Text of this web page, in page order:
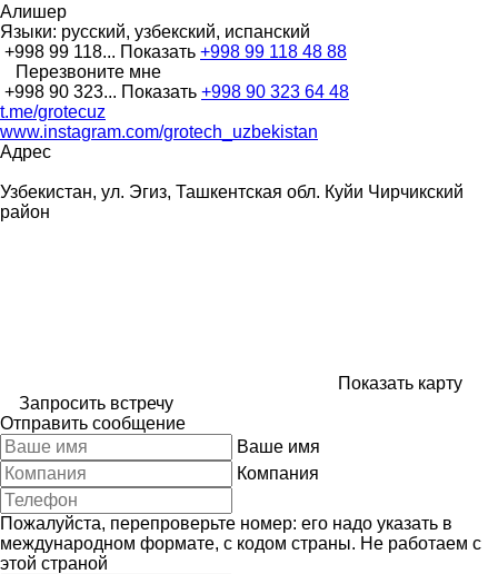
Алишер
Языки: русский, узбекский, испанский
+998 99 118... Показать +998 99 118 48 88
Перезвоните мне
+998 90 323... Показать +998 90 323 64 48
t.me/grotecuz
www.instagram.com/grotech_uzbekistan
Адрес
Узбекистан, ул. Эгиз, Ташкентская обл. Куйи Чирчикский
район
Показать карту
Запросить встречу
Отправить сообщение
Ваше имя
Компания
Пожалуйста, перепроверьте номер: его надо указать в
международном формате, с кодом страны. Не работаем с
этой страной